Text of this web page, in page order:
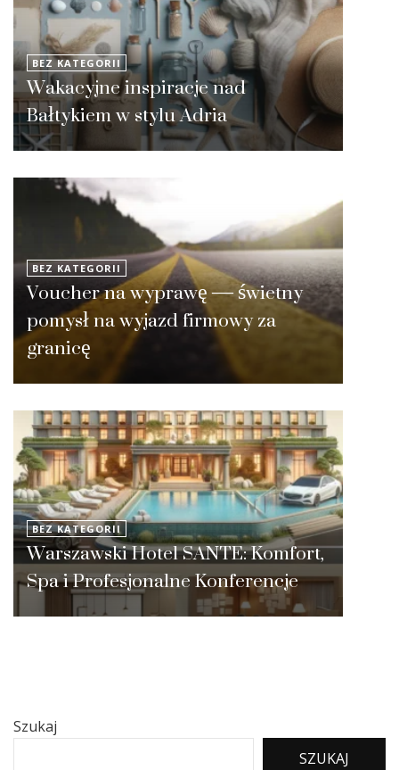
BEZ KATEGORII
Wakacyjne inspiracje nad
Bałtykiem w stylu Adria
BEZ KATEGORII
Voucher na wyprawę — świetny
pomysł na wyjazd firmowy za
granicę
BEZ KATEGORII
Warszawski Hotel SANTE: Komfort,
Spa i Profesjonalne Konferencje
Szukaj
SZUKAJ